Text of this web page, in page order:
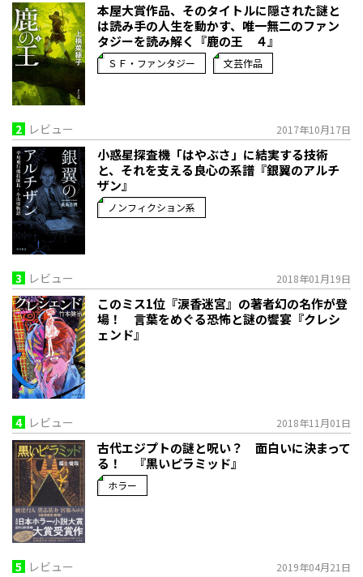
本屋大賞作品、そのタイトルに隠された謎と
は――読み手の人生を動かす、唯一無二のファン
タジーを読み解く『鹿の王 ４』
ＳＦ・ファンタジー 文芸作品
2 レビュー 2017年10月17日
小惑星探査機「はやぶさ」に結実する技術
と、それを支える良心の系譜『銀翼のアルチ
ザン』
ノンフィクション系
3 レビュー 2018年01月19日
このミス1位『涙香迷宮』の著者幻の名作が登
場！ 言葉をめぐる恐怖と謎の饗宴『クレシ
ェンド』
4 レビュー 2018年11月01日
古代エジプトの謎と呪い？ 面白いに決まって
る！ 『黒いピラミッド』
ホラー
5 レビュー 2019年04月21日